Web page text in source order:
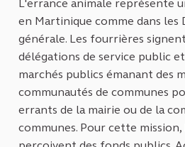
L'errance animale représente
en Martinique comme dans les
générale. Les fourrières
délégations de service public
marchés publics émanant des
communautés de communes
errants de la mairie ou de la
communes. Pour cette